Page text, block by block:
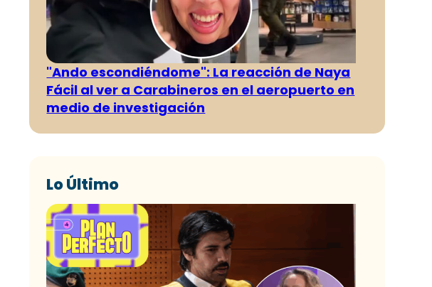
"Ando escondiéndome": La reacción de Naya
Fácil al ver a Carabineros en el aeropuerto en
medio de investigación
Lo Último